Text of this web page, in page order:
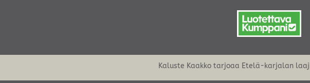
Kaluste Kaakko tarjoaa Etelä-karjalan